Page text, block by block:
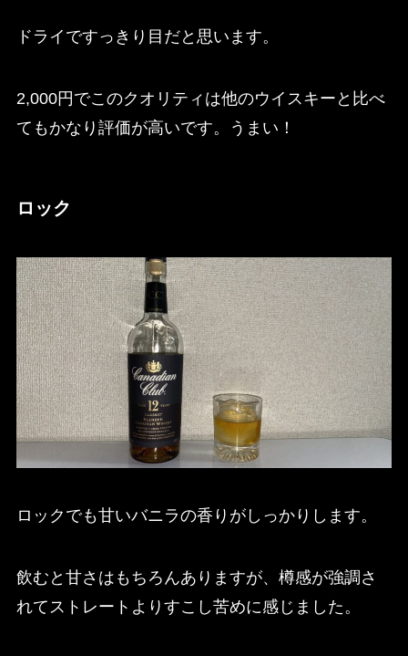
ドライですっきり目だと思います。
2,000円でこのクオリティは他のウイスキーと比べ
てもかなり評価が高いです。うまい！
ロック
ロックでも甘いバニラの香りがしっかりします。
飲むと甘さはもちろんありますが、樽感が強調さ
れてストレートよりすこし苦めに感じました。